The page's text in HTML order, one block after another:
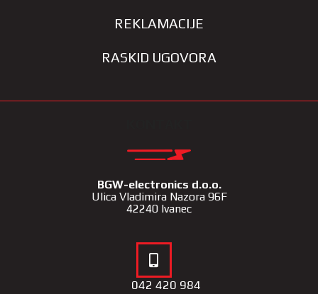
REKLAMACIJE
RASKID UGOVORA
BGW-electronics d.o.o.
Ulica Vladimira Nazora 96F
42240 Ivanec
042 420 984